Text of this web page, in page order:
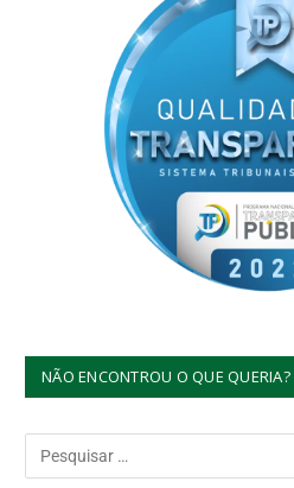
NÃO ENCONTROU O QUE QUERIA?